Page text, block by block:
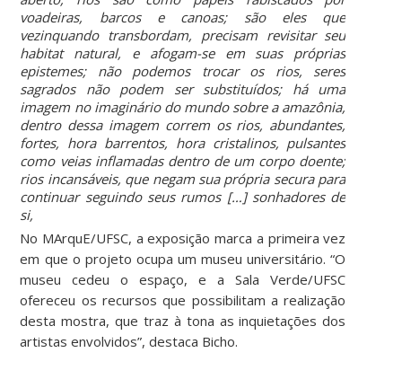
voadeiras, barcos e canoas; são eles que
vezinquando transbordam, precisam revisitar seu
habitat natural, e afogam-se em suas próprias
epistemes; não podemos trocar os rios, seres
sagrados não podem ser substituídos; há uma
imagem no imaginário do mundo sobre a amazônia,
dentro dessa imagem correm os rios, abundantes,
fortes, hora barrentos, hora cristalinos, pulsantes
como veias inflamadas dentro de um corpo doente;
rios incansáveis, que negam sua própria secura para
continuar seguindo seus rumos […] sonhadores de
si,
No MArquE/UFSC, a exposição marca a primeira vez
em que o projeto ocupa um museu universitário. “O
museu cedeu o espaço, e a Sala Verde/UFSC
ofereceu os recursos que possibilitam a realização
desta mostra, que traz à tona as inquietações dos
artistas envolvidos”, destaca Bicho.